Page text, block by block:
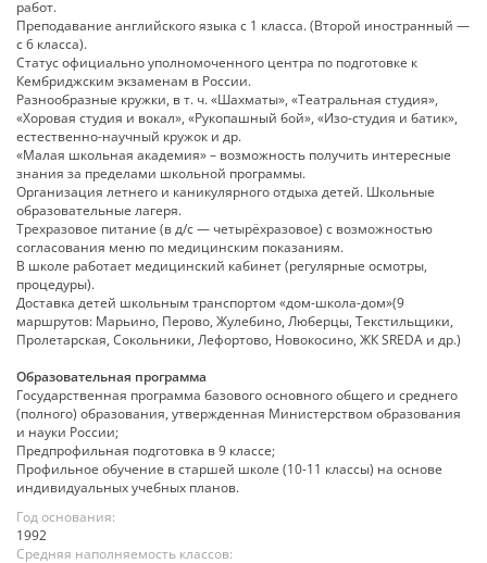
работ.
Преподавание английского языка с 1 класса. (Второй иностранный —
с 6 класса).
Статус официально уполномоченного центра по подготовке к
Кембриджским экзаменам в России.
Разнообразные кружки, в т. ч. «Шахматы», «Театральная студия»,
«Хоровая студия и вокал», «Рукопашный бой», «Изо-студия и батик»,
естественно-научный кружок и др.
«Малая школьная академия» – возможность получить интересные
знания за пределами школьной программы.
Организация летнего и каникулярного отдыха детей. Школьные
образовательные лагеря.
Трехразовое питание (в д/с — четырёхразовое) с возможностью
согласования меню по медицинским показаниям.
В школе работает медицинский кабинет (регулярные осмотры,
процедуры).
Доставка детей школьным транспортом «дом-школа-дом»(9
маршрутов: Марьино, Перово, Жулебино, Люберцы, Текстильщики,
Пролетарская, Сокольники, Лефортово, Новокосино, ЖК SREDA и др.)
Образовательная программа
Государственная программа базового основного общего и среднего
(полного) образования, утвержденная Министерством образования
и науки России;
Предпрофильная подготовка в 9 классе;
Профильное обучение в старшей школе (10-11 классы) на основе
индивидуальных учебных планов.
Год основания:
1992
Средняя наполняемость классов: